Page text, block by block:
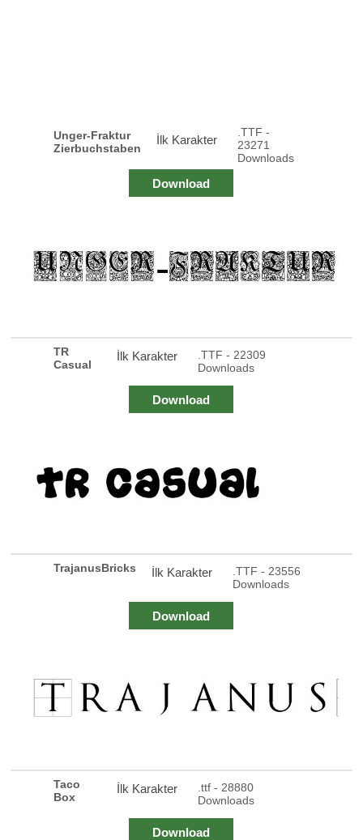
Unger-Fraktur
Zierbuchstaben
İlk Karakter
.TTF -
23271
Downloads
Download
TR
Casual
İlk Karakter
.TTF - 22309
Downloads
Download
TrajanusBricks İlk Karakter
.TTF - 23556
Downloads
Download
Taco
Box
İlk Karakter
.ttf - 28880
Downloads
Download